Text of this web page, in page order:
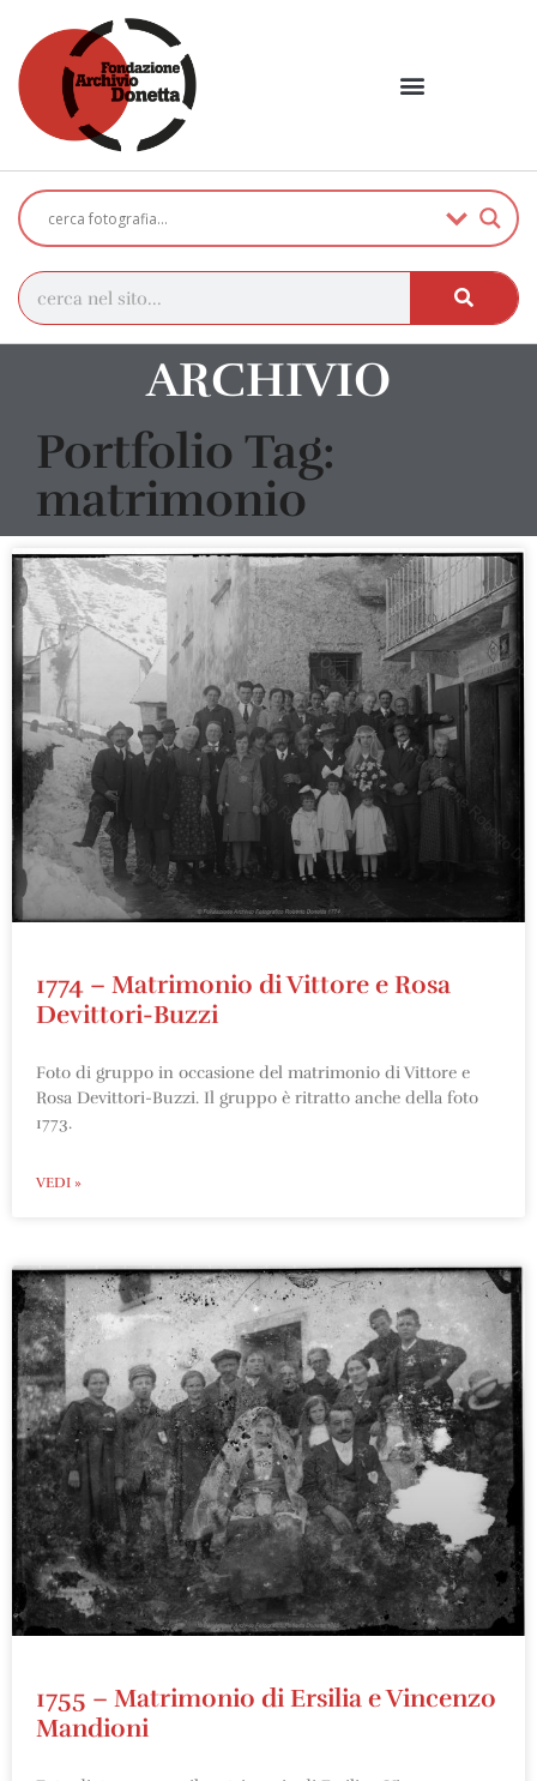
ARCHIVIO
Portfolio Tag:
matrimonio
1774 – Matrimonio di Vittore e Rosa
Devittori-Buzzi
Foto di gruppo in occasione del matrimonio di Vittore e
Rosa Devittori-Buzzi. Il gruppo è ritratto anche della foto
1773.
VEDI »
1755 – Matrimonio di Ersilia e Vincenzo
Mandioni